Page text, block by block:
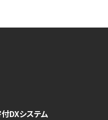
DXシステム